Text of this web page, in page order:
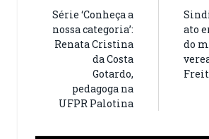
Série ‘Conheça a
nossa categoria’:
Renata Cristina
da Costa
Gotardo,
pedagoga na
UFPR Palotina
ato
do